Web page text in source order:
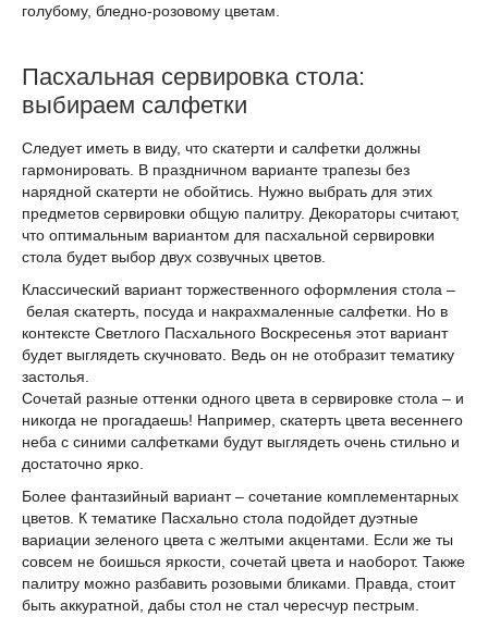
голубому, бледно-розовому цветам.
Пасхальная сервировка стола:
выбираем салфетки
Следует иметь в виду, что скатерти и салфетки должны
гармонировать. В праздничном варианте трапезы без
нарядной скатерти не обойтись. Нужно выбрать для этих
предметов сервировки общую палитру. Декораторы считают,
что оптимальным вариантом для пасхальной сервировки
стола будет выбор двух созвучных цветов.
Классический вариант торжественного оформления стола –
белая скатерть, посуда и накрахмаленные салфетки. Но в
контексте Светлого Пасхального Воскресенья этот вариант
будет выглядеть скучновато. Ведь он не отобразит тематику
застолья.
Сочетай разные оттенки одного цвета в сервировке стола – и
никогда не прогадаешь! Например, скатерть цвета весеннего
неба с синими салфетками будут выглядеть очень стильно и
достаточно ярко.
Более фантазийный вариант – сочетание комплементарных
цветов. К тематике Пасхально стола подойдет дуэтные
вариации зеленого цвета с желтыми акцентами. Если же ты
совсем не боишься яркости, сочетай цвета и наоборот. Также
палитру можно разбавить розовыми бликами. Правда, стоит
быть аккуратной, дабы стол не стал чересчур пестрым.